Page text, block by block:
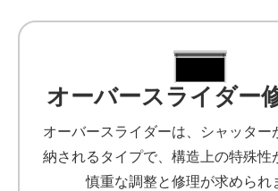
オーバースライダー
オーバースライダーは、シャッター
納されるタイプで、構造上の特殊性
慎重な調整と修理が求められ